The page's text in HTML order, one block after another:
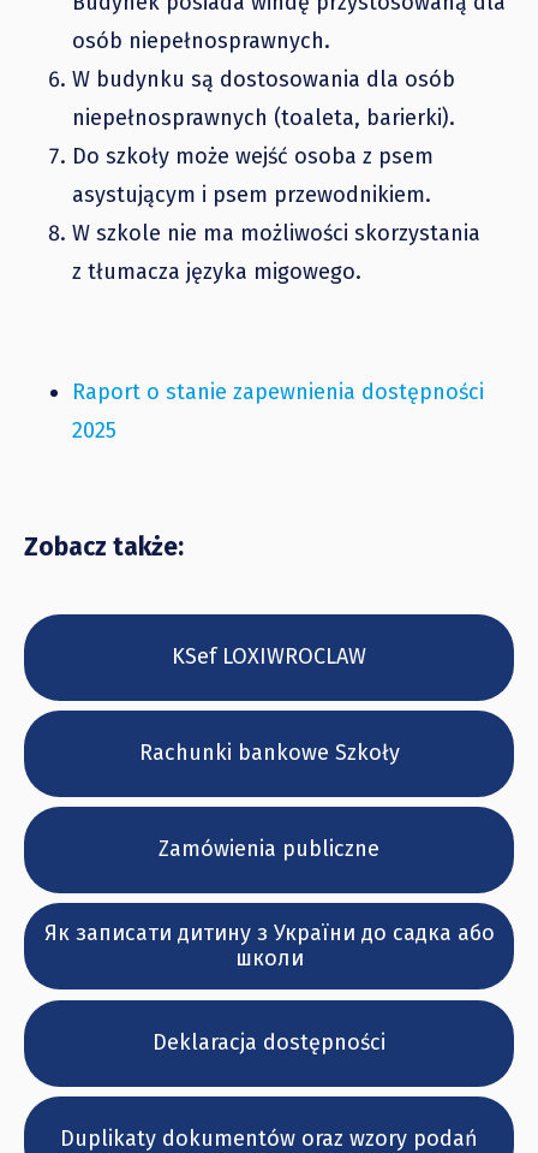
osób niepełnosprawnych.
W budynku są dostosowania dla osób
niepełnosprawnych (toaleta, barierki).
Do szkoły może wejść osoba z psem
asystującym i psem przewodnikiem.
W szkole nie ma możliwości skorzystania
z tłumacza języka migowego.
Raport o stanie zapewnienia dostępności
2025
Zobacz także:
KSef LOXIWROCLAW
Rachunki bankowe Szkoły
Zamówienia publiczne
Як записати дитину з України до садка або
школи
Deklaracja dostępności
Duplikaty dokumentów oraz wzory podań